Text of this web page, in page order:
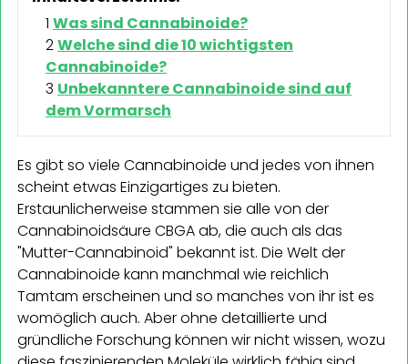
Was sind Cannabinoide?
Welche sind die 10 wichtigsten
Cannabinoide?
Unbekanntere Cannabinoide sind auf
dem Vormarsch
Es gibt so viele Cannabinoide und jedes von ihnen
scheint etwas Einzigartiges zu bieten.
Erstaunlicherweise stammen sie alle von der
Cannabinoidsäure CBGA ab, die auch als das
"Mutter-Cannabinoid" bekannt ist. Die Welt der
Cannabinoide kann manchmal wie reichlich
Tamtam erscheinen und so manches von ihr ist es
womöglich auch. Aber ohne detaillierte und
gründliche Forschung können wir nicht wissen, wozu